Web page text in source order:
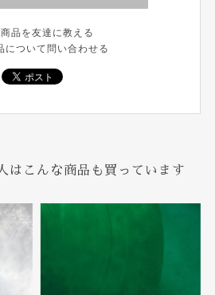
品を友達に教える
について問い合わせる
はこんな商品も買っています